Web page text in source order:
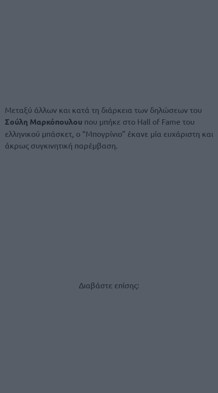
Μεταξύ άλλων και κατά τη διάρκεια των δηλώσεων του
Σούλη Μαρκόπουλου που μπήκε στο Hall of Fame του
ελληνικού μπάσκετ, ο “Μπογρίνιο” έκανε μία ευχάριστη και
άκρως συγκινητική παρέμβαση.
Διαβάστε επίσης: